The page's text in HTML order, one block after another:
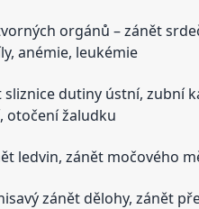
orgánů – zánět
anémie, leukémie
dutiny ústní, zubní
otočení žaludku
ledvin, zánět močového
zánět dělohy, zánět